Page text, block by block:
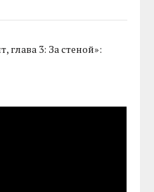
3: За стеной»: